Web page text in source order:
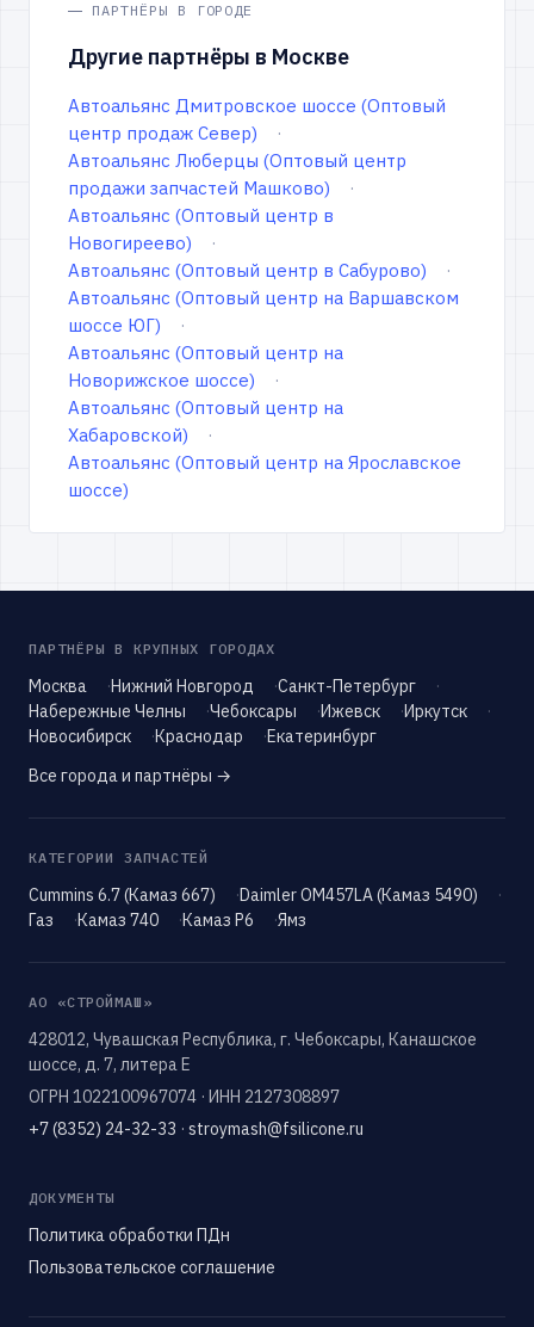
ПАРТНЁРЫ В ГОРОДЕ
Другие партнёры в Москве
Автоальянс Дмитровское шоссе (Оптовый
центр продаж Север)
Автоальянс Люберцы (Оптовый центр
продажи запчастей Машково)
Автоальянс (Оптовый центр в
Новогиреево)
Автоальянс (Оптовый центр в Сабурово)
Автоальянс (Оптовый центр на Варшавском
шоссе ЮГ)
Автоальянс (Оптовый центр на
Новорижское шоссе)
Автоальянс (Оптовый центр на
Хабаровской)
Автоальянс (Оптовый центр на Ярославское
шоссе)
ПАРТНЁРЫ В КРУПНЫХ ГОРОДАХ
Москва Нижний Новгород
Санкт-Петербург
Набережные Челны
Чебоксары Ижевск
Иркутск
Новосибирск
Краснодар
Екатеринбург
Все города и партнёры →
КАТЕГОРИИ ЗАПЧАСТЕЙ
Cummins 6.7 (Камаз 667)
Daimler OM457LA (Камаз 5490)
Газ
Камаз 740 Камаз Р6 Ямз
АО «СТРОЙМАШ»
428012, Чувашская Республика, г. Чебоксары, Канашское
шоссе, д. 7, литера Е
ОГРН 1022100967074 · ИНН 2127308897
+7 (8352) 24-32-33 · stroymash@fsilicone.ru
ДОКУМЕНТЫ
Политика обработки ПДн
Пользовательское соглашение